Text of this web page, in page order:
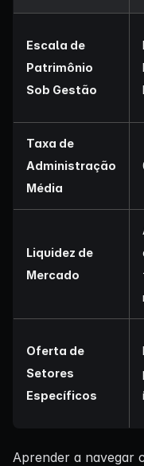
Escala de
Patrimônio
Sob Gestão
Taxa de
Administração
Média
Liquidez de
Mercado
Oferta de
Setores
Específicos
Aprender a navegar